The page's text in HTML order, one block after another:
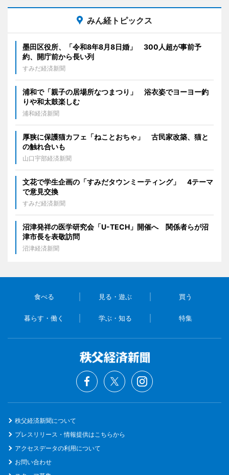
みん経トピックス
墨田区役所、「令和8年8月8日婚」 300人超が事前予
約、開庁前から長い列
すみだ経済新聞
浦和で「親子の居場所なつまつり」 浴衣姿でヨーヨー釣
りや和太鼓楽しむ
浦和経済新聞
厚狭に保護猫カフェ「ねことおちゃ」 古民家改築、猫と
の触れ合いも
山口宇部経済新聞
文花で学生企画の「すみだタウンミーティング」 4テーマ
で意見交換
すみだ経済新聞
沼津発祥の医学研究会「U-TECH」開催へ 関係者らが沼
津市長を表敬訪問
沼津経済新聞
食べる 見る・遊ぶ 買う
暮らす・働く 学ぶ・知る 特集
秩父経済新聞について
プレスリリース・情報提供はこちらから
アクセスデータの利用について
お問い合わせ